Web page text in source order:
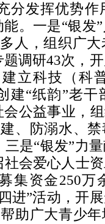
分发挥优势作
。一是“银发
人，组织广
调研43次，
立科技（科
建“纸韵”老
公益事业，
、防溺水、
是“银发”力
会爱心人士
集资金250万
进”活动，开
助广大青少